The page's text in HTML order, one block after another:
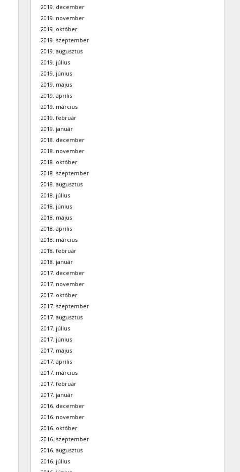
2019. december
2019. november
2019. október
2019. szeptember
2019. augusztus
2019. július
2019. június
2019. május
2019. április
2019. március
2019. február
2019. január
2018. december
2018. november
2018. október
2018. szeptember
2018. augusztus
2018. július
2018. június
2018. május
2018. április
2018. március
2018. február
2018. január
2017. december
2017. november
2017. október
2017. szeptember
2017. augusztus
2017. július
2017. június
2017. május
2017. április
2017. március
2017. február
2017. január
2016. december
2016. november
2016. október
2016. szeptember
2016. augusztus
2016. július